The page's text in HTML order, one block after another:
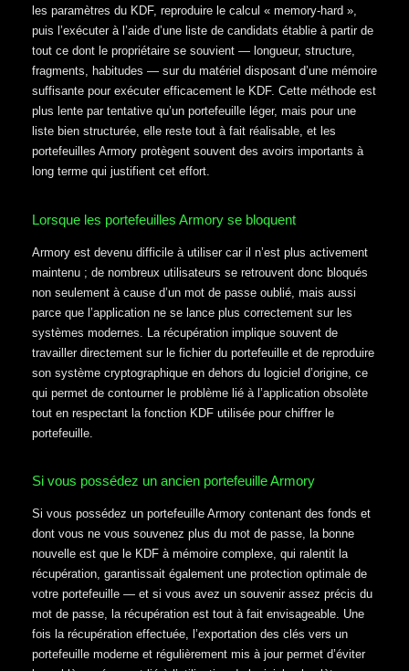
les paramètres du KDF, reproduire le calcul « memory-hard »,
puis l’exécuter à l’aide d’une liste de candidats établie à partir de
tout ce dont le propriétaire se souvient — longueur, structure,
fragments, habitudes — sur du matériel disposant d’une mémoire
suffisante pour exécuter efficacement le KDF. Cette méthode est
plus lente par tentative qu’un portefeuille léger, mais pour une
liste bien structurée, elle reste tout à fait réalisable, et les
portefeuilles Armory protègent souvent des avoirs importants à
long terme qui justifient cet effort.
Lorsque les portefeuilles Armory se bloquent
Armory est devenu difficile à utiliser car il n’est plus activement
maintenu ; de nombreux utilisateurs se retrouvent donc bloqués
non seulement à cause d’un mot de passe oublié, mais aussi
parce que l’application ne se lance plus correctement sur les
systèmes modernes. La récupération implique souvent de
travailler directement sur le fichier du portefeuille et de reproduire
son système cryptographique en dehors du logiciel d’origine, ce
qui permet de contourner le problème lié à l’application obsolète
tout en respectant la fonction KDF utilisée pour chiffrer le
portefeuille.
Si vous possédez un ancien portefeuille Armory
Si vous possédez un portefeuille Armory contenant des fonds et
dont vous ne vous souvenez plus du mot de passe, la bonne
nouvelle est que le KDF à mémoire complexe, qui ralentit la
récupération, garantissait également une protection optimale de
votre portefeuille — et si vous avez un souvenir assez précis du
mot de passe, la récupération est tout à fait envisageable. Une
fois la récupération effectuée, l’exportation des clés vers un
portefeuille moderne et régulièrement mis à jour permet d’éviter